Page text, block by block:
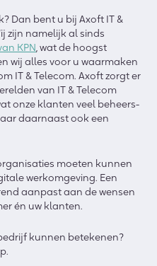
Dan bent u bij Axoft IT &
zijn namelijk al sinds
KPN, wat de hoogst
wij alles voor u waarmaken
IT & Telecom. Axoft zorgt er
van IT & Telecom
onze klanten veel beheers-
daarnaast ook een
moeten kunnen
werkomgeving. Een
aanpast aan de wensen
én uw klanten.
kunnen betekenen?